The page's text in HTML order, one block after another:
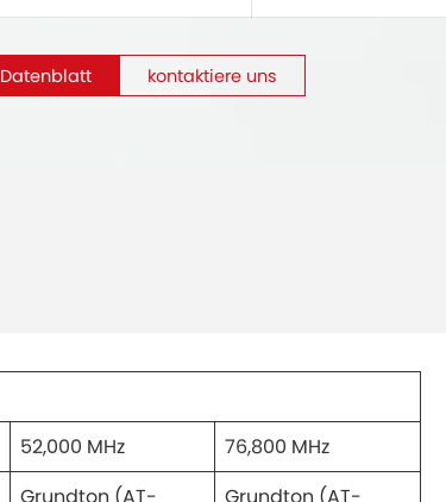
Datenblatt kontaktiere uns
52,000 MHz 76,800 MHz
Grundton (AT-
Grundton (AT-